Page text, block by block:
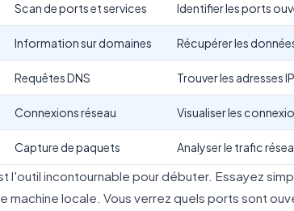
Scan de ports et services Identifier les ports
Information sur domaines Récupérer les
Requêtes DNS Trouver les adresses
Connexions réseau Visualiser les
Capture de paquets Analyser le trafic
l'outil incontournable pour débuter. Essayez
machine locale. Vous verrez quels ports sont